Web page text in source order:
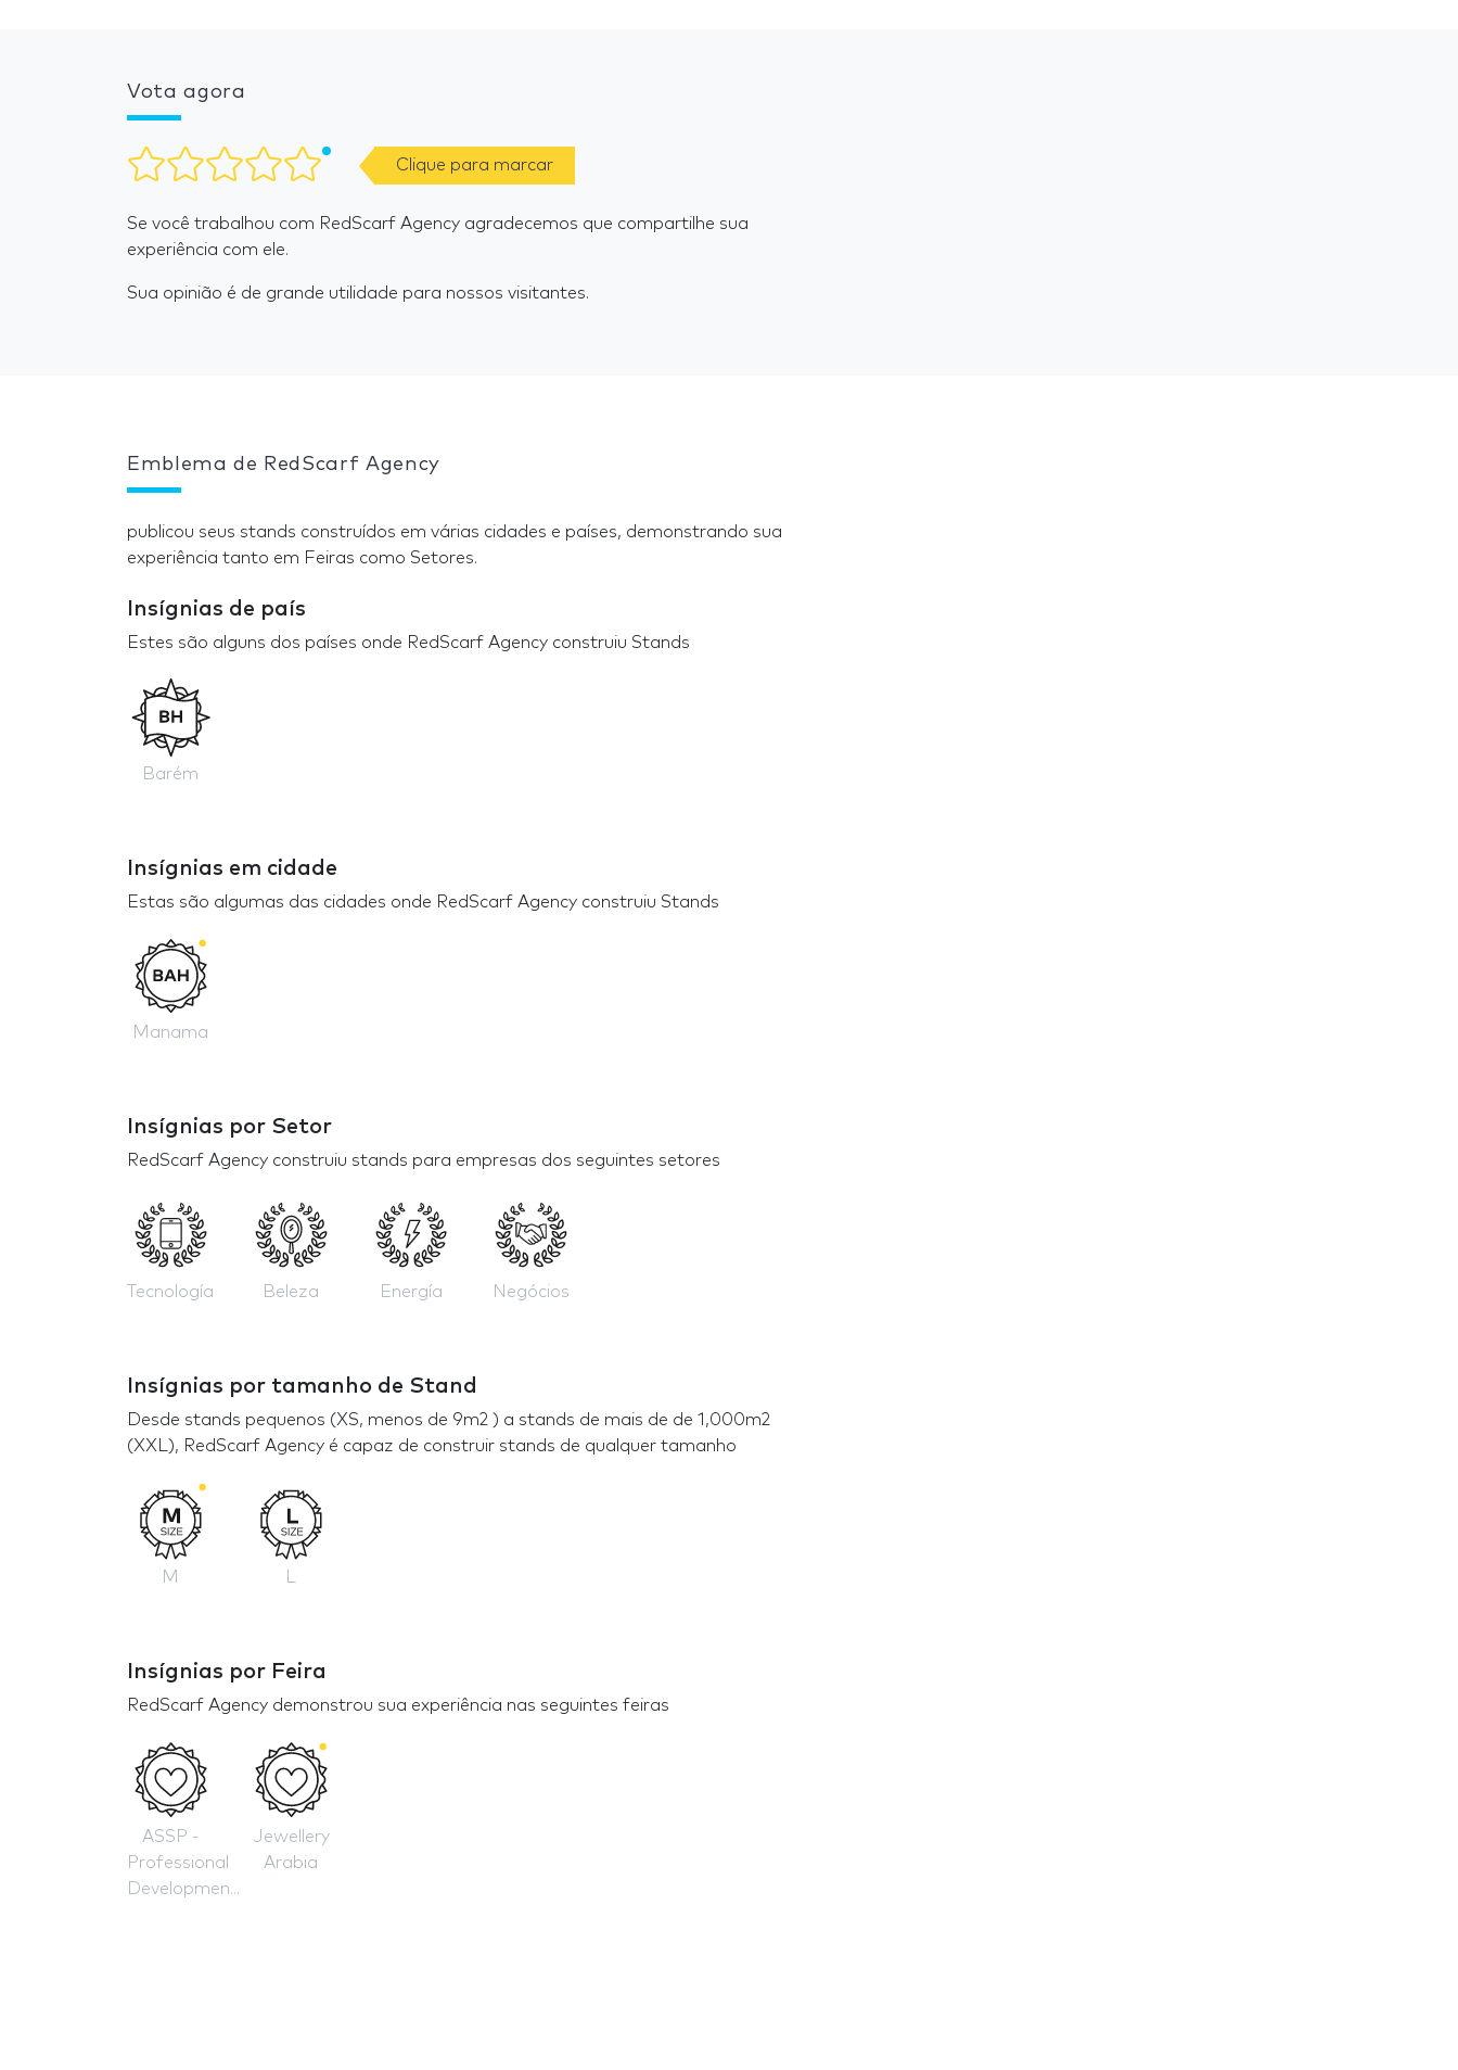
Vota agora
Clique para marcar
Se você trabalhou com RedScarf Agency agradecemos que compartilhe sua
experiência com ele.
Sua opinião é de grande utilidade para nossos visitantes.
Emblema de RedScarf Agency
publicou seus stands construídos em várias cidades e países, demonstrando sua
experiência tanto em Feiras como Setores.
Insígnias de país
Estes são alguns dos países onde RedScarf Agency construiu Stands
Barém
Insígnias em cidade
Estas são algumas das cidades onde RedScarf Agency construiu Stands
Manama
Insígnias por Setor
RedScarf Agency construiu stands para empresas dos seguintes setores
Tecnología Beleza Energía Negócios
Insígnias por tamanho de Stand
Desde stands pequenos (XS, menos de 9m2 ) a stands de mais de de 1,000m2
(XXL), RedScarf Agency é capaz de construir stands de qualquer tamanho
M
Insígnias por Feira
RedScarf Agency demonstrou sua experiência nas seguintes feiras
ASSP -
Professional
Developmen...
Jewellery
Arabia